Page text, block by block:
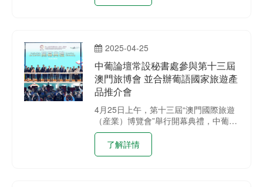
2025-04-25
中葡論壇常設秘書處參與第十三屆
澳門旅博會 並合辦葡語國家旅遊產
品推介會
4月25日上午，第十三屆“澳門國際旅遊
（産業）博覽會”舉行開幕典禮，中葡論
壇（澳門）常設秘書處秘書長季先峥率
秘書處成員出席，並參觀“葡語國家
館”。中國與葡語國家旅遊業合作研修班
了解詳情